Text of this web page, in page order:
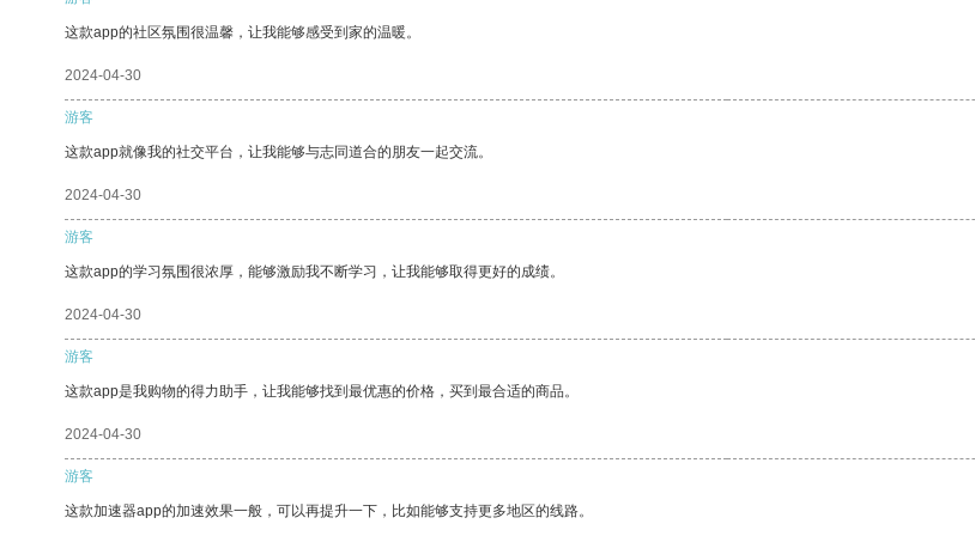
这款app的社区氛围很温馨，让我能够感受到家的温暖。
2024-04-30
游客
这款app就像我的社交平台，让我能够与志同道合的朋友一起交流。
2024-04-30
游客
这款app的学习氛围很浓厚，能够激励我不断学习，让我能够取得更好的成绩。
2024-04-30
游客
这款app是我购物的得力助手，让我能够找到最优惠的价格，买到最合适的商品。
2024-04-30
游客
这款加速器app的加速效果一般，可以再提升一下，比如能够支持更多地区的线路。